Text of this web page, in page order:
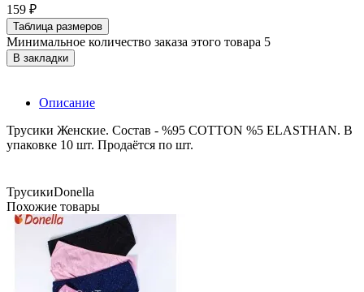
159 ₽
Таблица размеров
Минимальное количество заказа этого товара 5
В закладки
Описание
Трусики Женские. Состав - %95 COTTON %5 ELASTHAN. В
упаковке 10 шт. Продаётся по шт.
ТрусикиDonella
Похожие товары